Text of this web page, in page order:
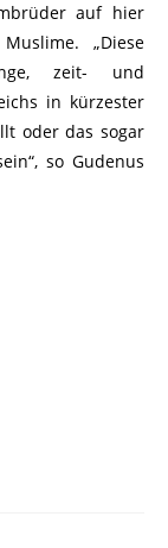
auf hier
„Diese
zeit- und
in kürzester
oder das sogar
so Gudenus